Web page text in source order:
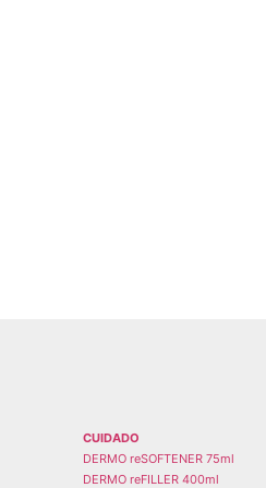
CUIDADO
DERMO reSOFTENER 75ml
DERMO reFILLER 400ml